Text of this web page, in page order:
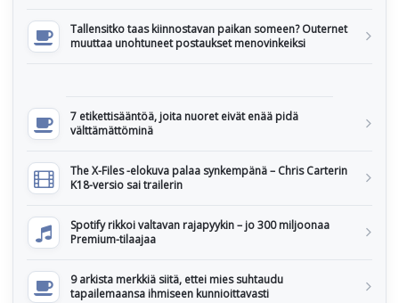
Tallensitko taas kiinnostavan paikan someen? Outernet
muuttaa unohtuneet postaukset menovinkeiksi
7 etikettisääntöä, joita nuoret eivät enää pidä
välttämättöminä
The X-Files -elokuva palaa synkempänä – Chris Carterin
K18-versio sai trailerin
Spotify rikkoi valtavan rajapyykin – jo 300 miljoonaa
Premium-tilaajaa
9 arkista merkkiä siitä, ettei mies suhtaudu
tapailemaansa ihmiseen kunnioittavasti